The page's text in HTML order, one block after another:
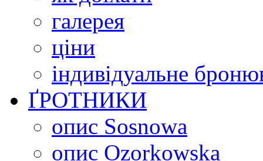
галерея
ціни
індивідуальне
ҐРОТНИКИ
опис Sosnowa
опис Ozorkowska